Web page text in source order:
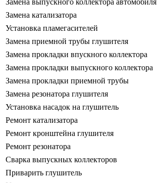
Замена выпускного коллектора автомобиля
Замена катализатора
Установка пламегасителей
Замена приемной трубы глушителя
Замена прокладки впускного коллектора
Замена прокладки выпускного коллектора
Замена прокладки приемной трубы
Замена резонатора глушителя
Установка насадок на глушитель
Ремонт катализатора
Ремонт кронштейна глушителя
Ремонт резонатора
Сварка выпускных коллекторов
Приварить глушитель